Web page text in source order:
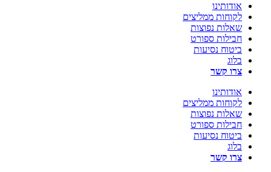
אודותינו
לקוחות ממליצים
שאלות נפוצות
חבילות ספורט
ביטוח נסיעות
בלוג
צרו קשר
אודותינו
לקוחות ממליצים
שאלות נפוצות
חבילות ספורט
ביטוח נסיעות
בלוג
צרו קשר